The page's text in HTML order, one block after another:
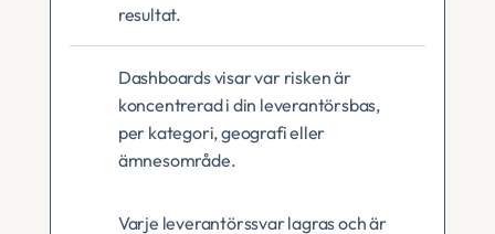
resultat.
Dashboards visar var risken är
koncentrerad i din leverantörsbas,
per kategori, geografi eller
ämnesområde.
Varje leverantörssvar lagras och är